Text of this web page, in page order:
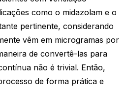
como o midazolam e o
pertinente, considerando
vêm em microgramas por
de convertê-las para
não é trivial. Então,
de forma prática e